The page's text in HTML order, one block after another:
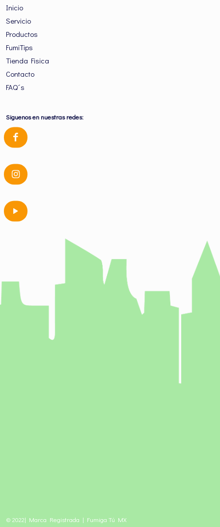
Inicio
Servicio
Productos
FumiTips
Tienda Fisica
Contacto
FAQ´s
Siguenos en nuestras redes:
© 2022| Marca Registrada | Fumiga Tú MX